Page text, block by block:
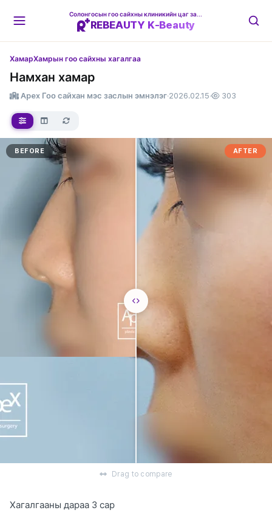
REBEAUTY K-Beauty
ХамарХамрын гоо сайхны хагалгаа
Намхан хамар
Apex Гоо сайхан мэс заслын эмнэлэг·2026.02.15· 303
AFTER
BEFORE
Drag to compare
Хагалгааны дараа 3 сар